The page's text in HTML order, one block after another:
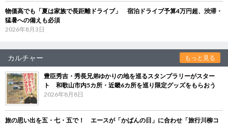
物価高でも「夏は家族で長距離ドライブ」 宿泊ドライブ予算4万円超、渋滞・
猛暑への備えも必須
2026年8月3日
カルチャー もっと見る
豊臣秀吉・秀長兄弟ゆかりの地を巡るスタンプラリーがスター
ト 和歌山市内5カ所・近畿6カ所を巡り限定グッズをもらおう
2026年8月8日
旅の思い出を五・七・五で！ エースが「かばんの日」に合わせ「旅行川柳コ